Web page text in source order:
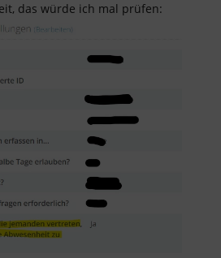
das würde ich mal prüfen: